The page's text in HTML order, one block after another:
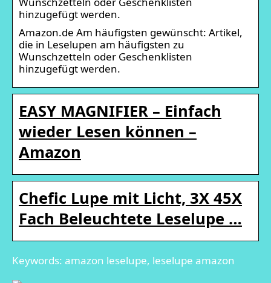
hinzugefügt werden.
Amazon.de Am häufigsten gewünscht: Artikel,
die in Leselupen am häufigsten zu
Wunschzetteln oder Geschenklisten
hinzugefügt werden.
EASY MAGNIFIER – Einfach
wieder Lesen können –
Amazon
Chefic Lupe mit Licht, 3X 45X
Fach Beleuchtete Leselupe …
Keywords: amazon leselupe, leselupe amazon